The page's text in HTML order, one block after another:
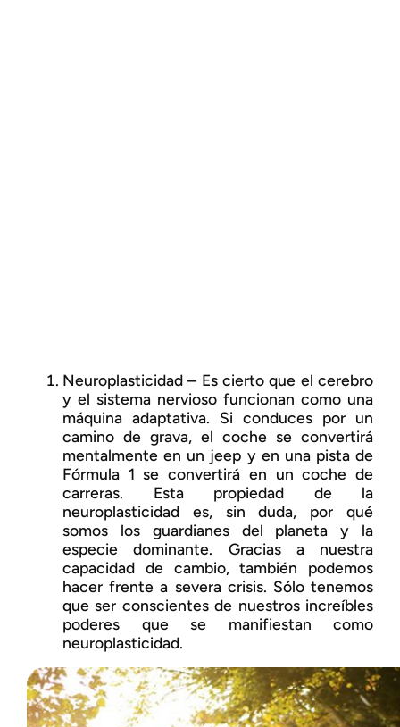
Neuroplasticidad – Es cierto que el cerebro
y el sistema nervioso funcionan como una
máquina adaptativa. Si conduces por un
camino de grava, el coche se convertirá
mentalmente en un jeep y en una pista de
Fórmula 1 se convertirá en un coche de
carreras. Esta propiedad de la
neuroplasticidad es, sin duda, por qué
somos los guardianes del planeta y la
especie dominante. Gracias a nuestra
capacidad de cambio, también podemos
hacer frente a severa crisis. Sólo tenemos
que ser conscientes de nuestros increíbles
poderes que se manifiestan como
neuroplasticidad.